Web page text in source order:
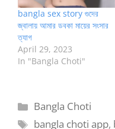
bangla sex story গুদের
জ্বালায় আমার ডবকা মায়ের সংসার
ত্যাগ
April 29, 2023
In "Bangla Choti"
Categories
Bangla Choti
Tags
bangla choti app,